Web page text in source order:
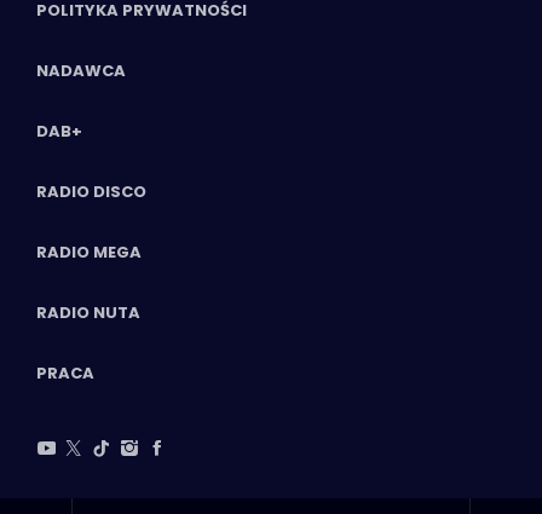
POLITYKA PRYWATNOŚCI
NADAWCA
DAB+
RADIO DISCO
RADIO MEGA
RADIO NUTA
PRACA